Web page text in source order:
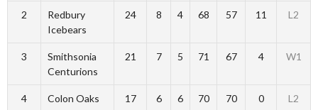
2
Redbury
Icebears
24 8 4 68 57 11 L2
3
Smithsonia
Centurions
21 7 5 71 67 4 W1
4 Colon Oaks 17 6 6 70 70 0 L2